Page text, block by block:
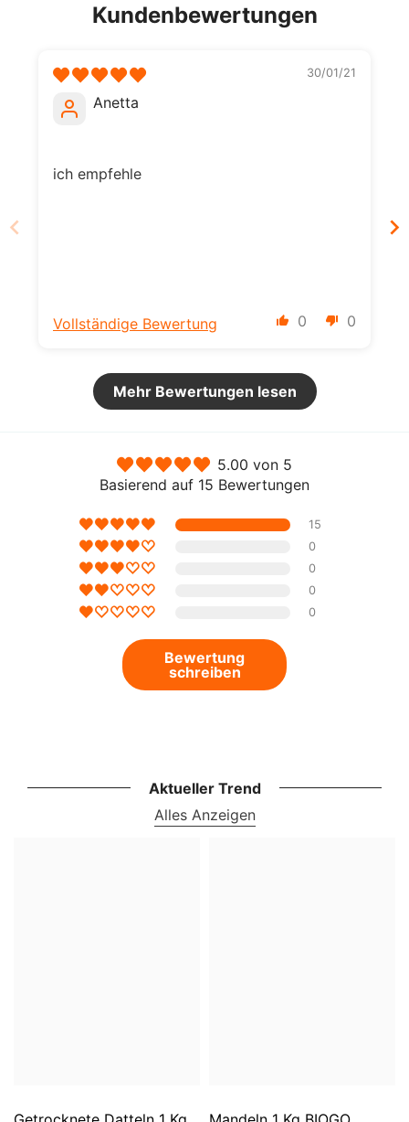
Kundenbewertungen
30/01/21
Anetta
ich empfehle
0 0
Vollständige Bewertung
Mehr Bewertungen lesen
5.00 von 5
Basierend auf 15 Bewertungen
15
0
0
0
0
Bewertung
schreiben
Aktueller Trend
Alles Anzeigen